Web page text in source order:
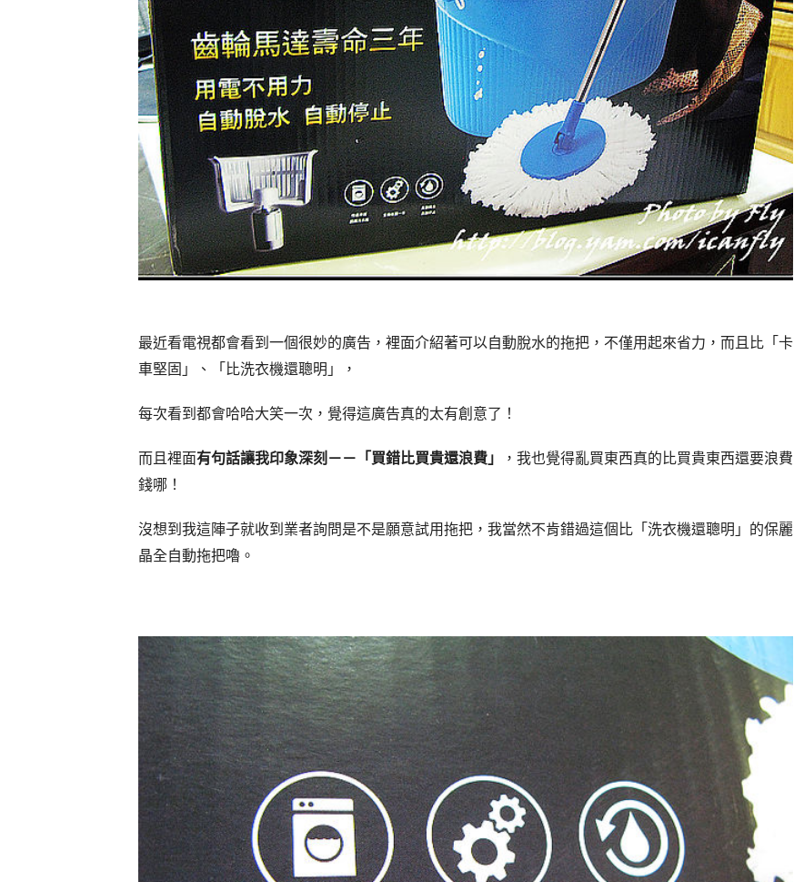
最近看電視都會看到一個很妙的廣告，裡面介紹著可以自動脫水的拖把，不僅用起來省力，而且比「卡
車堅固」、「比洗衣機還聰明」，
每次看到都會哈哈大笑一次，覺得這廣告真的太有創意了！
而且裡面有句話讓我印象深刻－－「買錯比買貴還浪費」
，我也覺得亂買東西真的比買貴東西還要浪費
錢哪！
沒想到我這陣子就收到業者詢問是不是願意試用拖把，我當然不肯錯過這個比「洗衣機還聰明」的保麗
晶全自動拖把嚕。